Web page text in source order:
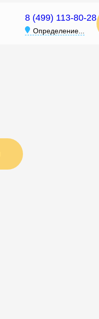
8 (499) 113-80-28
Определение...